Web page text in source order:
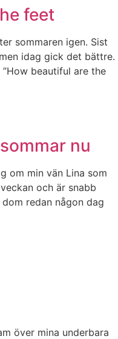
feet
sommaren igen. Sist
idag gick det bättre.
beautiful are the
nu
om min vän Lina som
och är snabb
redan någon dag
över mina underbara